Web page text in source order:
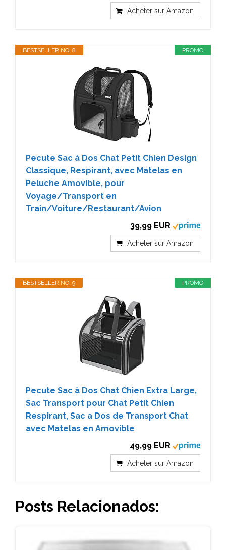
Acheter sur Amazon
PROMO
BESTSELLER NO. 8
Pecute Sac à Dos Chat Petit Chien Design
Classique, Respirant, avec Matelas en
Peluche Amovible, pour
Voyage/Transport en
Train/Voiture/Restaurant/Avion
39,99 EUR
Acheter sur Amazon
PROMO
BESTSELLER NO. 9
Pecute Sac à Dos Chat Chien Extra Large,
Sac Transport pour Chat Petit Chien
Respirant, Sac a Dos de Transport Chat
avec Matelas en Amovible
49,99 EUR
Acheter sur Amazon
Posts Relacionados: